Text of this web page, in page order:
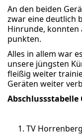
An den beiden
zwar eine deutlich
Hinrunde, konnten
punkten.
Alles in allem war
unsere jüngsten
fleißig weiter
Geräten weiter
Abschlussstabelle
1. TV